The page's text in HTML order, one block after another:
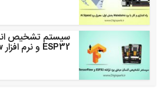
سیستم تشخیص
ESP32 و نرم افزار TensorFlow